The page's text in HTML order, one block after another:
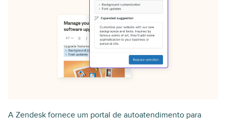
A Zendesk fornece um portal de autoatendimento para